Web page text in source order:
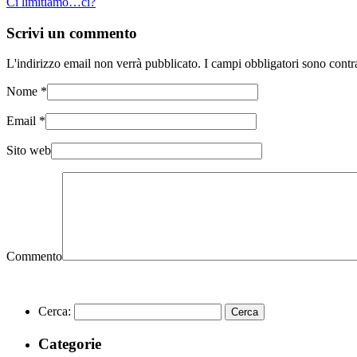
Scrivi un commento
L'indirizzo email non verrà pubblicato. I campi obbligatori sono
Nome *
Email *
Sito web
Commento
Cerca:
Categorie